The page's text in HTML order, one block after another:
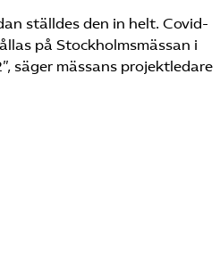
ställdes den in helt. Covid-
på Stockholmsmässan i
säger mässans projektledare